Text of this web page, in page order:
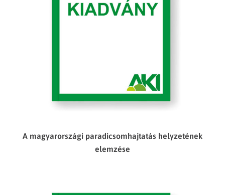
A magyarországi paradicsomhajtatás helyzetének
elemzése